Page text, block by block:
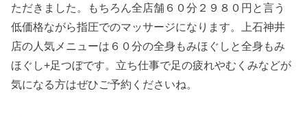
ただきました。もちろん全店舗６０分２９８０円と言う
低価格ながら指圧でのマッサージになります。上石神井
店の人気メニューは６０分の全身もみほぐしと全身もみ
ほぐし+足つぼです。立ち仕事で足の疲れやむくみなどが
気になる方はぜひご予約くださいね。